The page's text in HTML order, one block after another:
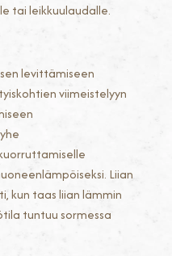
tai leikkuulaudalle.
levittämiseen
viimeistelyyn
Liian
kun taas liian lämmin
tuntuu sormessa